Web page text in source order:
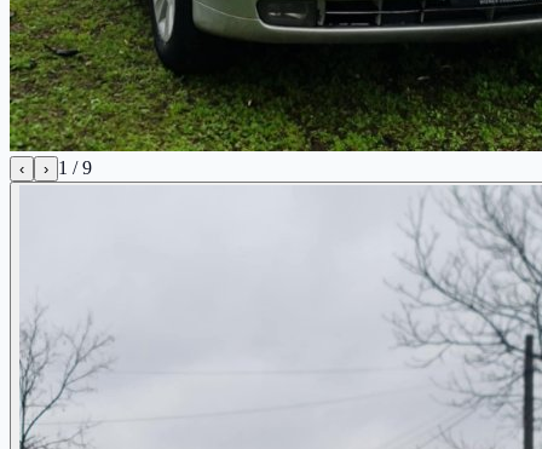
‹ › 1 /9